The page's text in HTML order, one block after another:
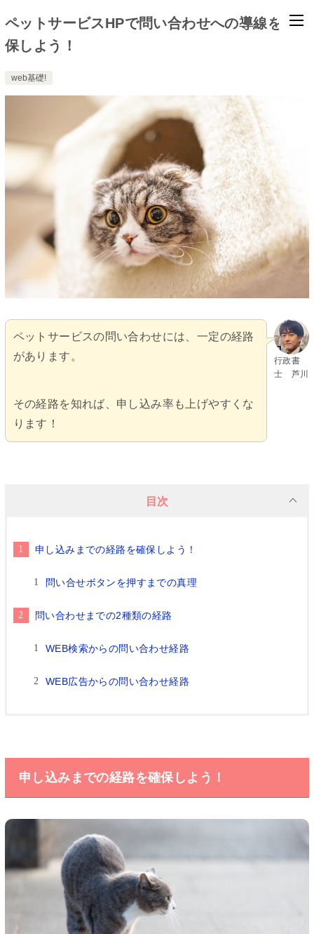
ペットサービスHPで問い合わせへの導線を確
保しよう！
web基礎!
行政書
士 芦川
ペットサービスの問い合わせには、一定の経路
があります。
その経路を知れば、申し込み率も上げやすくな
ります！
目次
申し込みまでの経路を確保しよう！
問い合せボタンを押すまでの真理
問い合わせまでの2種類の経路
WEB検索からの問い合わせ経路
WEB広告からの問い合わせ経路
申し込みまでの経路を確保しよう！